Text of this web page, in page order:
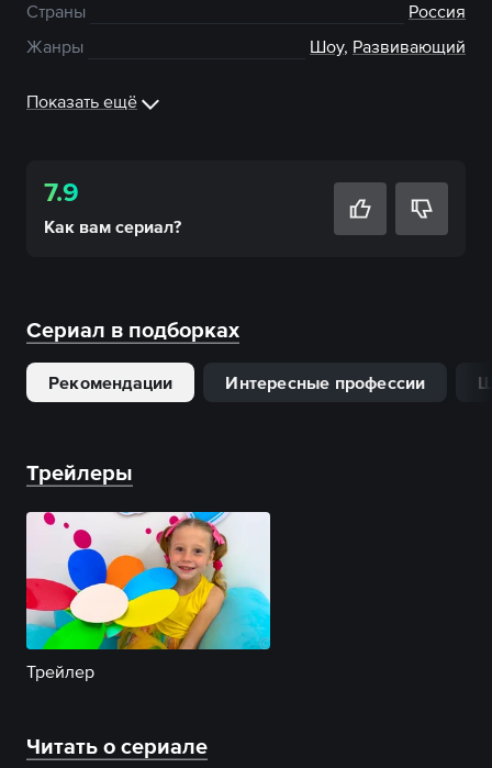
Страны
Россия
Жанры
Шоу, Развивающий
Показать ещё
7.9
Как вам сериал?
Сериал в подборках
Рекомендации Интересные профессии
Трейлеры
Трейлер
Читать о сериале